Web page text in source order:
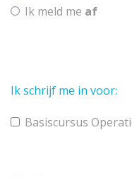
Ik meld me af
Ik schrijf me in voor:
Basiscursus